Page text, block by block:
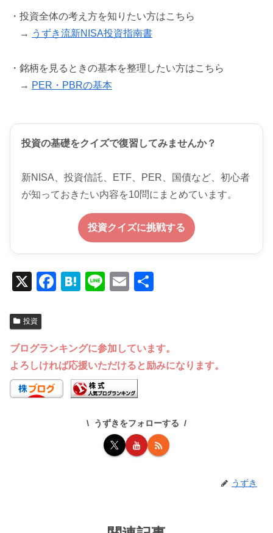
・投資全体の考え方を知りたい方はこちら
→ うずき流新NISA投資指南書
・銘柄を見るときの基本を整理したい方はこちら
→ PER・PBRの基本
投資の基礎をクイズで復習してみませんか？
新NISA、投資信託、ETF、PER、国債など、初心者
が知っておきたい内容を10問にまとめています。
投資クイズに挑戦する
X
F
e
b
o
o
H
n
a
Li
E
投資
ブログランキングに参加しています。
よろしければ応援いただけると励みになります。
うずきをフォローする
うずき